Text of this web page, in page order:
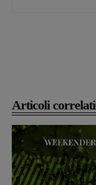
Articoli correlati